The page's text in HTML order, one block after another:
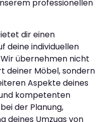
professionellen
dir einen
deine individuellen
übernehmen nicht
deiner Möbel, sondern
Aspekte deines
kompetenten
der Planung,
deines Umzugs von